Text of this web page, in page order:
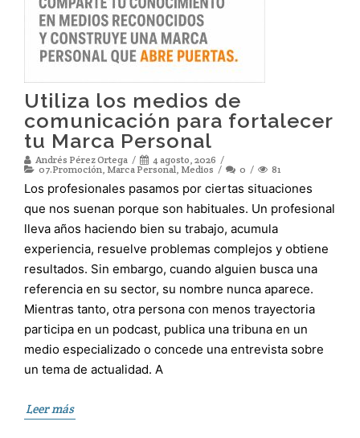
Utiliza los medios de
comunicación para fortalecer
tu Marca Personal
Andrés Pérez Ortega
4 agosto, 2026
07.Promoción, Marca Personal, Medios 0 81
Los profesionales pasamos por ciertas situaciones
que nos suenan porque son habituales. Un profesional
lleva años haciendo bien su trabajo, acumula
experiencia, resuelve problemas complejos y obtiene
resultados. Sin embargo, cuando alguien busca una
referencia en su sector, su nombre nunca aparece.
Mientras tanto, otra persona con menos trayectoria
participa en un podcast, publica una tribuna en un
medio especializado o concede una entrevista sobre
un tema de actualidad. A
Leer más